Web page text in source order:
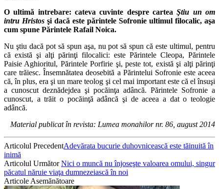
O ultimă intrebare: cateva cuvinte despre carteaŞtiu un om
intru Hristos şi dacă este părintele Sofronie ultimul filocalic, aşa
cum spune Părintele Rafail Noica.
Nu ştiu dacă pot să spun aşa, nu pot să spun că este ultimul, pentru
că există şi alţi părinţi filocalici: este Părintele Cleopa, Părintele
Paisie Aghioritul, Părintele Porfirie şi, peste tot, există şi alţi părinţi
care trăiesc. Însemnătatea deosebită a Părintelui Sofronie este aceea
că, în plus, era şi un mare teolog şi cel mai important este că el însuşi
a cunoscut deznădejdea şi pocăinţa adâncă. Părintele Sofronie a
cunoscut, a trăit o pocăinţă adâncă şi de aceea a dat o teologie
adâncă.
Material publicat în revista: Lumea monahilor nr. 86, august 2014
Articolul PrecedentAdevărata bucurie duhovnicească este tăinuită în
inimă
Articolul UrmătorNici o muncă nu înjoseşte valoarea omului, singur
păcatul năruie viaţa dumnezeiască în noi
Articole Asemănătoare